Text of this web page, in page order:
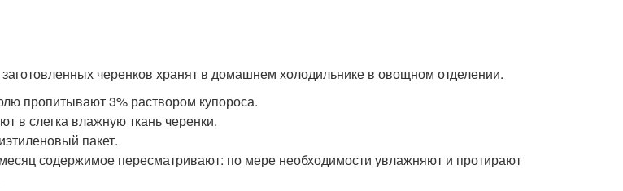
черенков хранят в домашнем холодильнике в овощном отделении.
пропитывают 3% раствором купороса.
в слегка влажную ткань черенки.
пакет.
содержимое пересматривают: по мере необходимости увлажняют и протирают